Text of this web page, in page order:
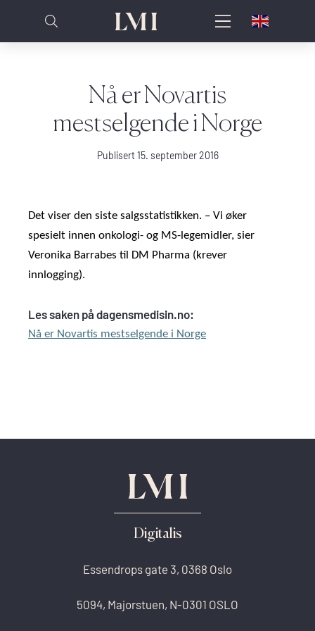
Nå er Novartis
mestselgende i Norge
Publisert 15. september 2016
Det viser den siste salgsstatistikken. – Vi øker
spesielt innen onkologi- og MS-legemidler, sier
Veronika Barrabes til DM Pharma (krever
innlogging).
Les saken på dagensmedisin.no:
Nå er Novartis mestselgende i Norge
Digitalis
Essendrops gate 3, 0368 Oslo
5094, Majorstuen, N-0301 OSLO